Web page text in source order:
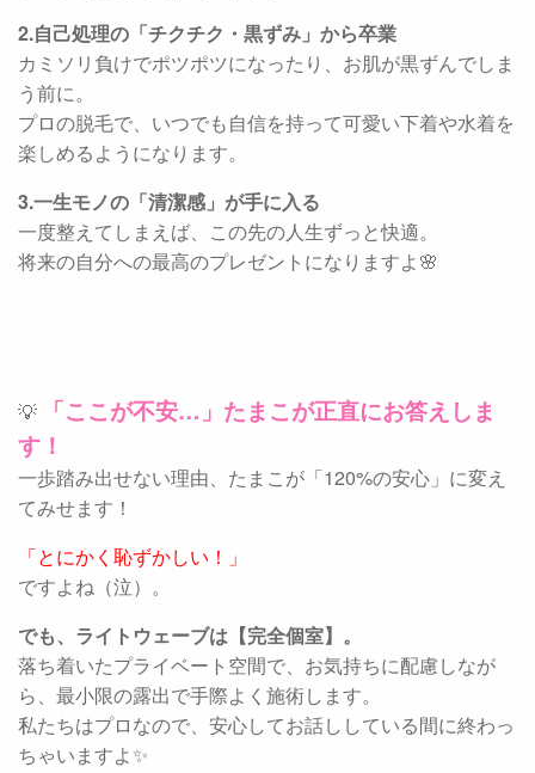
2.自己処理の「チクチク・黒ずみ」から卒業
カミソリ負けでポツポツになったり、お肌が黒ずんでしま
う前に。
プロの脱毛で、いつでも自信を持って可愛い下着や水着を
楽しめるようになります。
3.一生モノの「清潔感」が手に入る
一度整えてしまえば、この先の人生ずっと快適。
将来の自分への最高のプレゼントになりますよ🌸
💡
「ここが不安…」たまこが正直にお答えしま
す！
一歩踏み出せない理由、たまこが「120%の安心」に変え
てみせます！
「とにかく恥ずかしい！」
ですよね（泣）。
でも、ライトウェーブは【完全個室】。
落ち着いたプライベート空間で、お気持ちに配慮しなが
ら、最小限の露出で手際よく施術します。
私たちはプロなので、安心してお話ししている間に終わっ
ちゃいますよ✨